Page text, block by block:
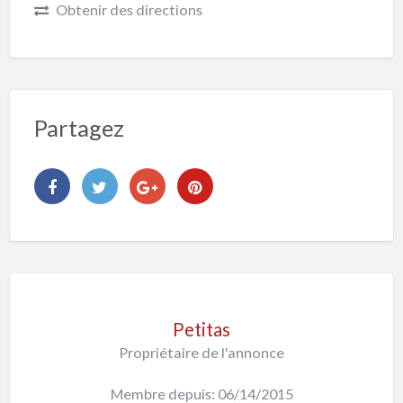
Obtenir des directions
Partagez
Petitas
Propriétaire de l'annonce
Membre depuis: 06/14/2015